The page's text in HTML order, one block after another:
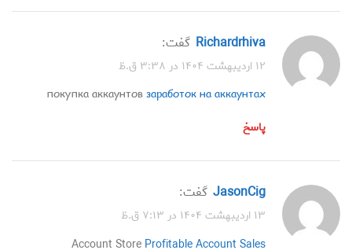
Richardrhiva گفت:
۱۲ اردیبهشت ۱۴۰۴ در ۳:۳۸ ق.ظ
покупка аккаунтовзаработок на аккаунтах
پاسخ
JasonCig گفت:
۱۳ اردیبهشت ۱۴۰۴ در ۷:۱۳ ق.ظ
Account Store Profitable Account Sales